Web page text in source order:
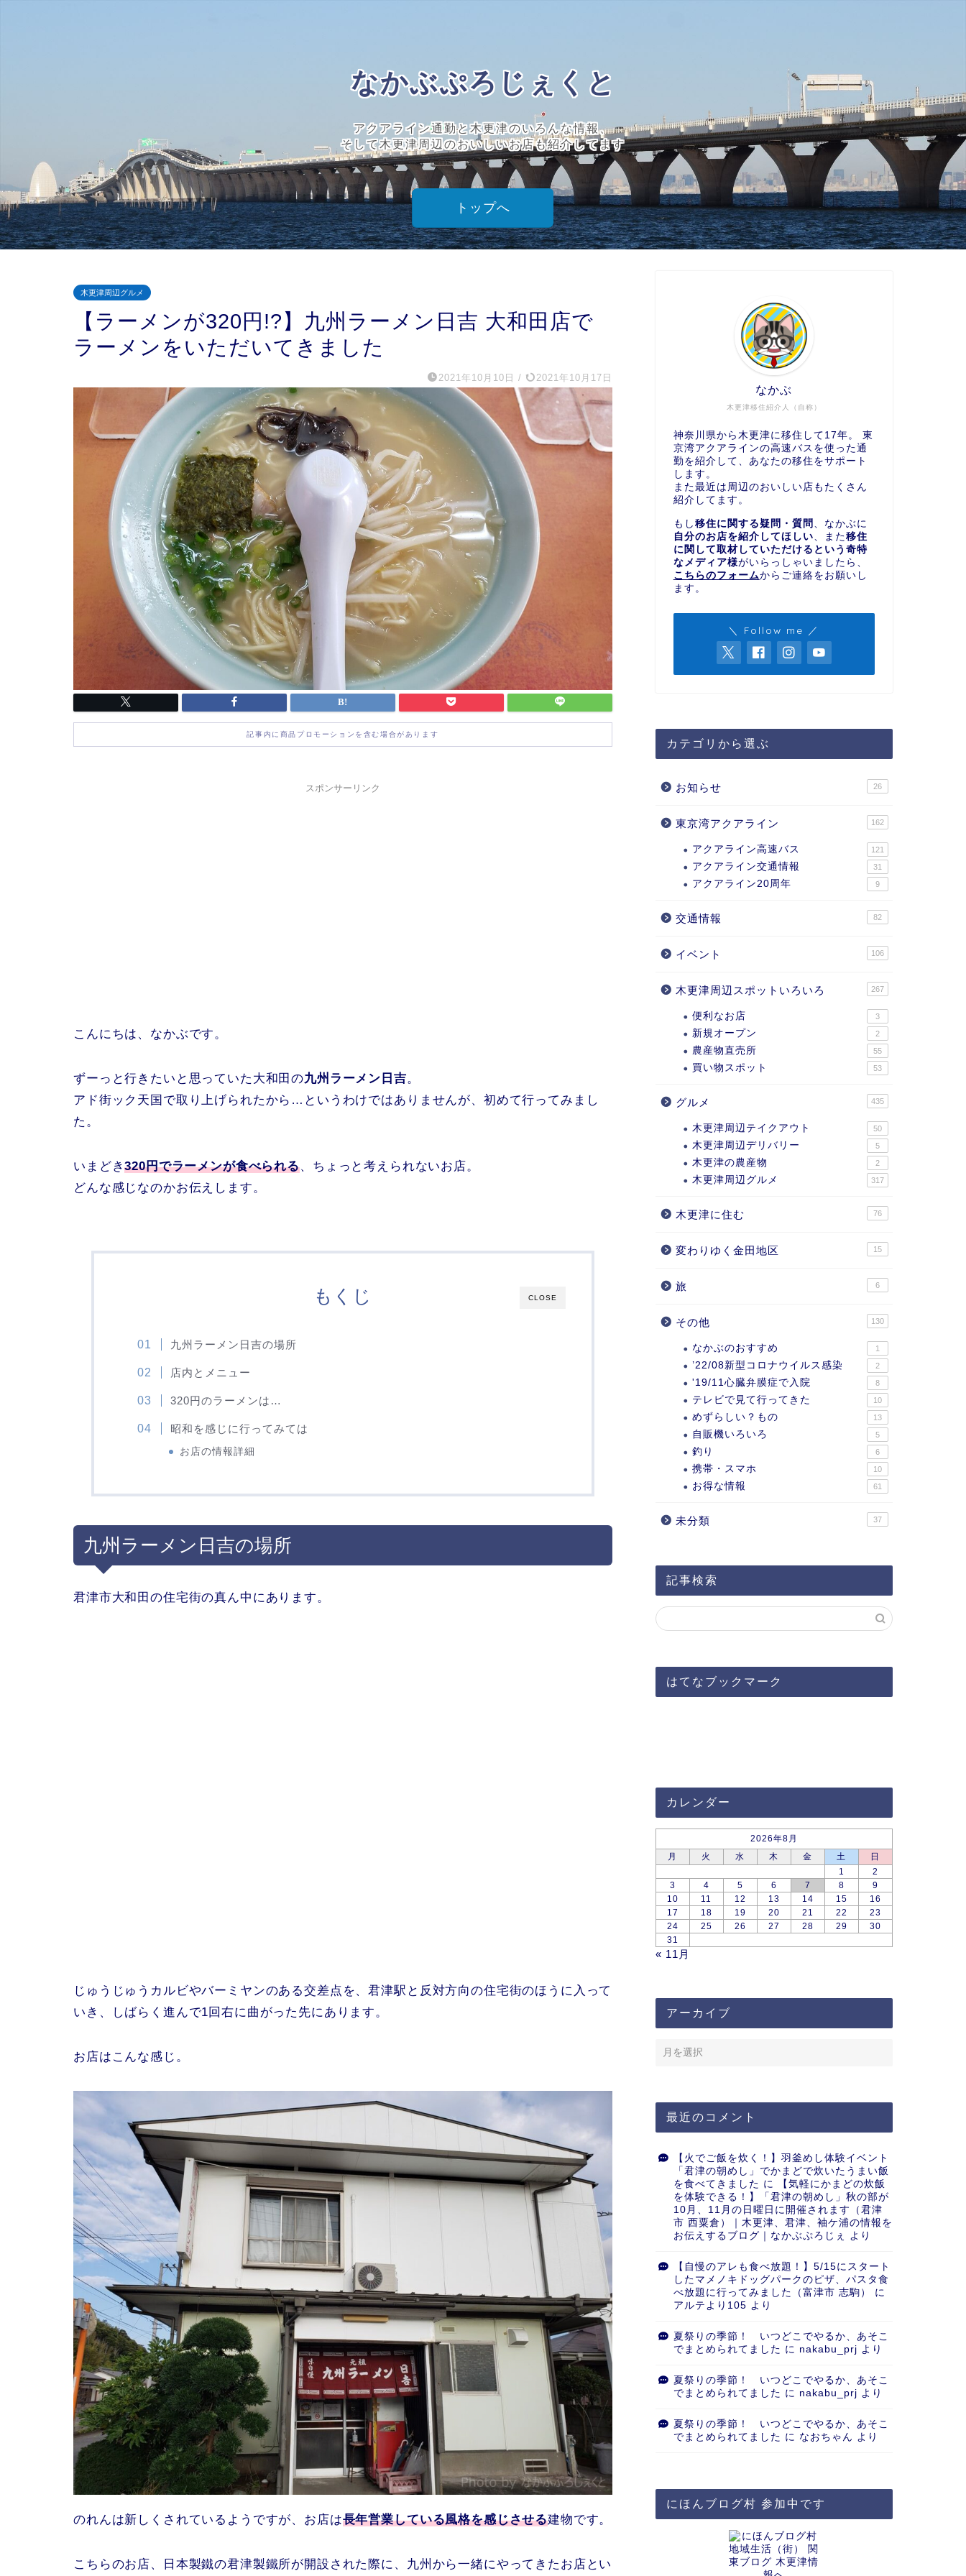
なかぶぷろじぇくと
アクアライン通勤と木更津のいろんな情報、
そして木更津周辺のおいしいお店も紹介してます
トップへ
木更津周辺グルメ
【ラーメンが320円!?】九州ラーメン日吉 大和田店で
ラーメンをいただいてきました
2021年10月10日 / 2021年10月17日
記事内に商品プロモーションを含む場合があります
スポンサーリンク
こんにちは、なかぶです。
ずーっと行きたいと思っていた大和田の九州ラーメン日吉。
アド街ック天国で取り上げられたから…というわけではありませんが、初めて行ってみまし
た。
いまどき320円でラーメンが食べられる、ちょっと考えられないお店。
どんな感じなのかお伝えします。
CLOSE
もくじ
九州ラーメン日吉の場所
店内とメニュー
320円のラーメンは…
昭和を感じに行ってみては
お店の情報詳細
九州ラーメン日吉の場所
君津市大和田の住宅街の真ん中にあります。
じゅうじゅうカルビやバーミヤンのある交差点を、君津駅と反対方向の住宅街のほうに入って
いき、しばらく進んで1回右に曲がった先にあります。
お店はこんな感じ。
のれんは新しくされているようですが、お店は長年営業している風格を感じさせる建物です。
こちらのお店、日本製鐵の君津製鐵所が開設された際に、九州から一緒にやってきたお店とい
木更津移住紹介人（自称）
なかぶ
神奈川県から木更津に移住して17年。 東
京湾アクアラインの高速バスを使った通
勤を紹介して、あなたの移住をサポート
します。
また最近は周辺のおいしい店もたくさん
紹介してます。
もし 移住に関する疑問・質問
、なかぶに
自分のお店を紹介してほしい 、また移住
に関して取材していただけるという奇特
なメディア様がいらっしゃいましたら、
こちらのフォームからご連絡をお願いし
ます。
＼ Follow me ／
カテゴリから選ぶ
お知らせ 26
東京湾アクアライン 162
アクアライン高速バス 121
アクアライン交通情報 31
アクアライン20周年 9
交通情報 82
イベント 106
木更津周辺スポットいろいろ 267
便利なお店 3
新規オープン 2
農産物直売所 55
買い物スポット 53
グルメ 435
木更津周辺テイクアウト 50
木更津周辺デリバリー 5
木更津の農産物 2
木更津周辺グルメ 317
木更津に住む 76
変わりゆく金田地区 15
旅 6
その他 130
なかぶのおすすめ 1
’22/08新型コロナウイルス感染 2
'19/11心臓弁膜症で入院 8
テレビで見て行ってきた 10
めずらしい？もの 13
自販機いろいろ 5
釣り 6
携帯・スマホ 10
お得な情報 61
未分類 37
記事検索
はてなブックマーク
カレンダー
2026年8月
月
火 水 木 金 土
日
1
2
3
4 5 6 7 8
9
10
11 12 13 14 15
16
17
18 19 20 21 22
23
24
25 26 27 28 29
30
31
« 11月
アーカイブ
最近のコメント
【火でご飯を炊く！】羽釜めし体験イベント
「君津の朝めし」でかまどで炊いたうまい飯
を食べてきました に
【気軽にかまどの炊飯
を体験できる！】「君津の朝めし」秋の部が
10月、11月の日曜日に開催されます（君津
市 西粟倉）｜木更津、君津、袖ケ浦の情報を
お伝えするブログ｜なかぶぷろじぇ
より
【自慢のアレも食べ放題！】5/15にスタート
したマメノキドッグパークのピザ、パスタ食
べ放題に行ってみました（富津市 志駒）
に
アルテより105 より
夏祭りの季節！ いつどこでやるか、あそこ
でまとめられてました に nakabu_prj より
夏祭りの季節！ いつどこでやるか、あそこ
でまとめられてました に nakabu_prj より
夏祭りの季節！ いつどこでやるか、あそこ
でまとめられてました に なおちゃん より
にほんブログ村 参加中です